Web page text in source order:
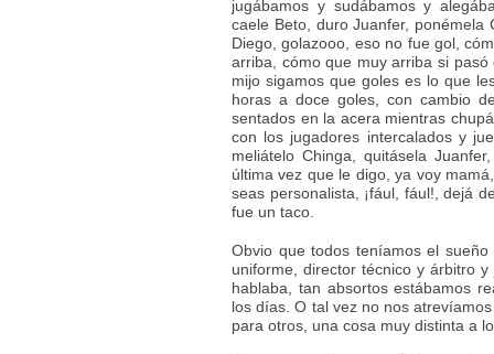
jugábamos y sudábamos y
caele Beto, duro Juanfer,
Diego, golazooo, eso no fue gol,
arriba, cómo que muy arriba si
mijo sigamos que goles es lo que
horas a doce goles, con cambio
sentados en la acera mientras
con los jugadores intercalados y
meliátelo Chinga, quitásela
última vez que le digo, ya voy
seas personalista, ¡fául, fául!, dejá
fue un taco.
Obvio que todos teníamos el
uniforme, director técnico y árbitro
hablaba, tan absortos estábamos
los días. O tal vez no nos
para otros, una cosa muy distinta a